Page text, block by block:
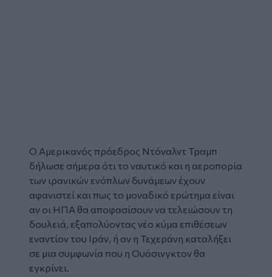
Ο Αμερικανός πρόεδρος Ντόναλντ Τραμπ
δήλωσε σήμερα ότι το ναυτικό και η αεροπορία
των ιρανικών ενόπλων δυνάμεων έχουν
αφανιστεί και πως το μοναδικό ερώτημα είναι
αν οι ΗΠΑ θα αποφασίσουν να τελειώσουν τη
δουλειά, εξαπολύοντας νέο κύμα επιθέσεων
εναντίον του Ιράν, ή αν η Τεχεράνη καταλήξει
σε μια συμφωνία που η Ουάσινγκτον θα
εγκρίνει.